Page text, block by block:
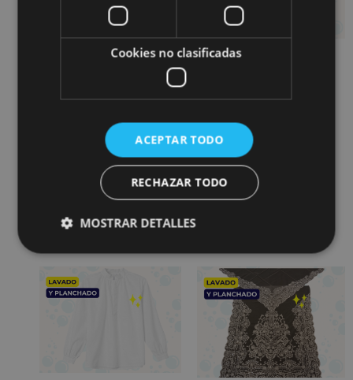
TRAJE DE
FALLERO
NIÑO (4
PIEZAS)
Añadir al carrito
FALLERO
12,00
Añadir al carrito
Cookies no clasificadas
ACEPTAR TODO
RECHAZAR TODO
MOSTRAR DETALLES